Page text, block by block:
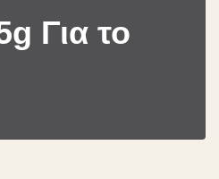
Για το